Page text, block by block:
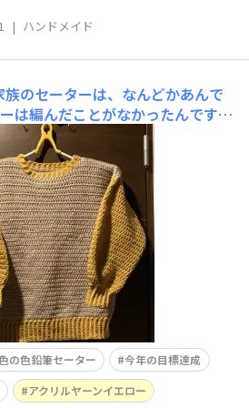
| ハンドメイド
族のセーターは、なんどかあんで
は編んだことがなかったんです。
でした。今年の目標達成です。や
り 裾のリブ編み？ゴム編み？使
イボリー、イエローをつかいまし
編んでるとき、地味だったかな
の色鉛筆セーター
今年の目標達成
アクリルヤーンイエロー